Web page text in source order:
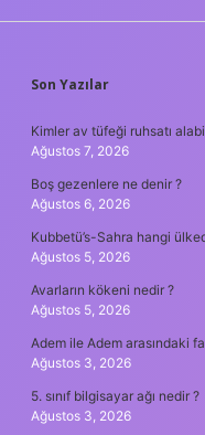
SIDEBAR
Son Yazılar
Kimler av tüfeği ruhsatı
Ağustos 7, 2026
Boş gezenlere ne denir ?
Ağustos 6, 2026
Kubbetü’s-Sahra hangi
Ağustos 5, 2026
Avarların kökeni nedir ?
Ağustos 5, 2026
Adem ile Adem arasındaki
Ağustos 3, 2026
5. sınıf bilgisayar ağı nedir ?
Ağustos 3, 2026